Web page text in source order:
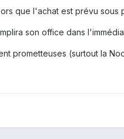
que l'achat est prévu sous
son office dans
prometteuses (surtout la